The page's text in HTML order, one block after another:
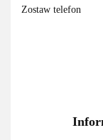
Zostaw telefon